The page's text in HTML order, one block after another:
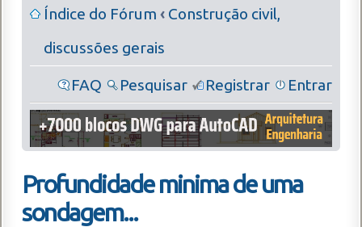
Índice do Fórum ‹ Construção civil,
discussões gerais
FAQ Pesquisar Registrar Entrar
Profundidade minima de uma
sondagem...